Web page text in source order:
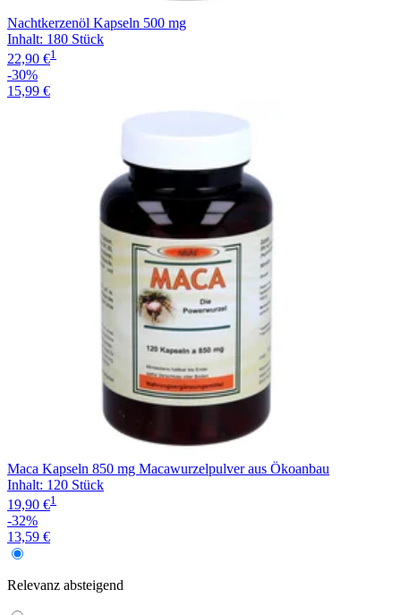
Nachtkerzenöl Kapseln 500 mg
Inhalt: 180 Stück
22,90 €1
-30%
15,99 €
Maca Kapseln 850 mg Macawurzelpulver aus Ökoanbau
Inhalt: 120 Stück
19,90 €1
-32%
13,59 €
Relevanz absteigend